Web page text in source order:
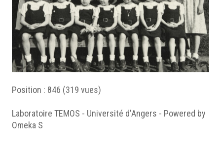
Position : 846 (319 vues)
Laboratoire TEMOS - Université d'Angers - Powered by
Omeka S